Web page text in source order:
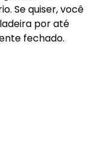
Se quiser, você
por até
fechado.